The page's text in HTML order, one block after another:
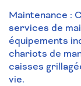
Maintenance :
services de
équipements
chariots de
caisses
vie.